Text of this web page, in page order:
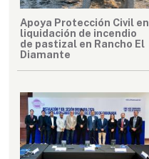
Apoya Protección Civil en
liquidación de incendio
de pastizal en Rancho El
Diamante